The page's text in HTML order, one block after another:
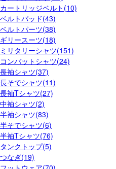
カートリッジベルト(10)
ベルトパッド(43)
ベルトパーツ(38)
ギリースーツ(18)
ミリタリーシャツ(151)
コンバットシャツ(24)
長袖シャツ(37)
長そでシャツ(11)
長袖Tシャツ(27)
中袖シャツ(2)
半袖シャツ(83)
半そでシャツ(6)
半袖Tシャツ(76)
タンクトップ(5)
つなぎ(19)